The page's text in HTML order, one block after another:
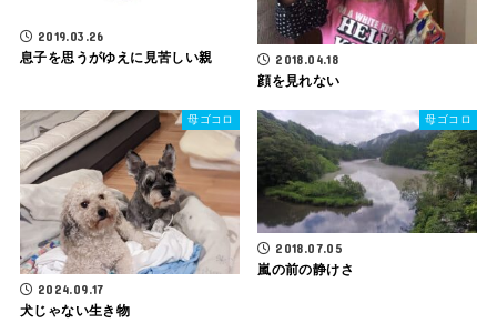
2019.03.26
息子を思うがゆえに見苦しい親 2018.04.18
顔を見れない
母ゴコロ
2024.09.17
犬じゃない生き物
母ゴコロ
2018.07.05
嵐の前の静けさ